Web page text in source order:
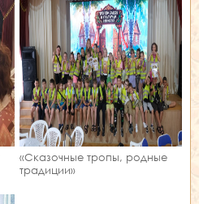
«Сказочные тропы, родные
традиции»